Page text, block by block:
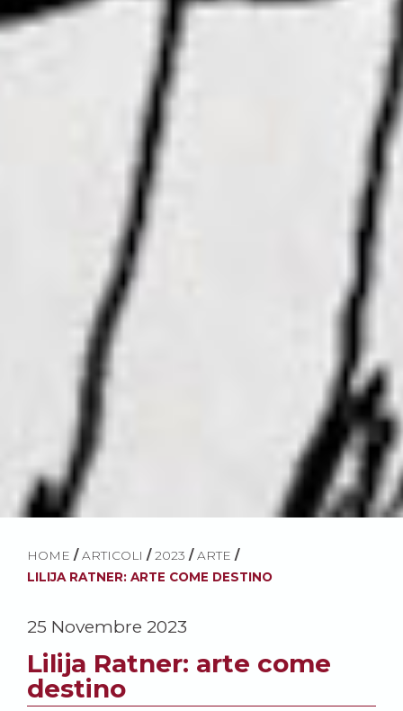
HOME / ARTICOLI / 2023 / ARTE /
LILIJA RATNER: ARTE COME DESTINO
25 Novembre 2023
Lilija Ratner: arte come
destino